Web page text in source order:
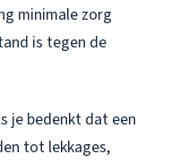
minimale zorg
is tegen de
je bedenkt dat een
tot lekkages,